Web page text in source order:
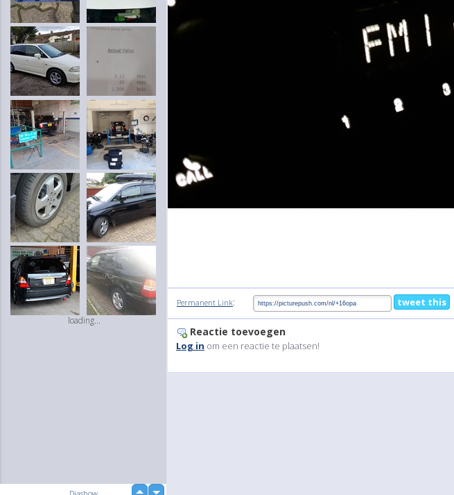
loading...
Permanent Link: tweet this
Reactie toevoegen
Log in om een reactie te plaatsen!